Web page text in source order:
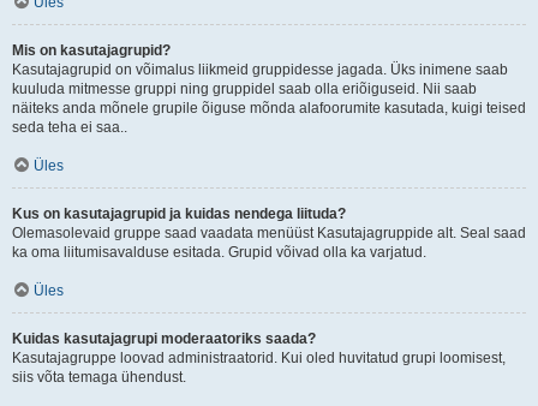
Mis on kasutajagrupid?
Kasutajagrupid on võimalus liikmeid gruppidesse jagada. Üks inimene saab
kuuluda mitmesse gruppi ning gruppidel saab olla eriõiguseid. Nii saab
näiteks anda mõnele grupile õiguse mõnda alafoorumite kasutada, kuigi teised
seda teha ei saa..
Üles
Kus on kasutajagrupid ja kuidas nendega liituda?
Olemasolevaid gruppe saad vaadata menüüst Kasutajagruppide alt. Seal saad
ka oma liitumisavalduse esitada. Grupid võivad olla ka varjatud.
Üles
Kuidas kasutajagrupi moderaatoriks saada?
Kasutajagruppe loovad administraatorid. Kui oled huvitatud grupi loomisest,
siis võta temaga ühendust.